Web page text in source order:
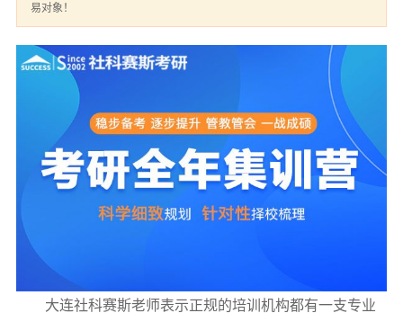
易对象！
大连社科赛斯老师表示正规的培训机构都有一支专业